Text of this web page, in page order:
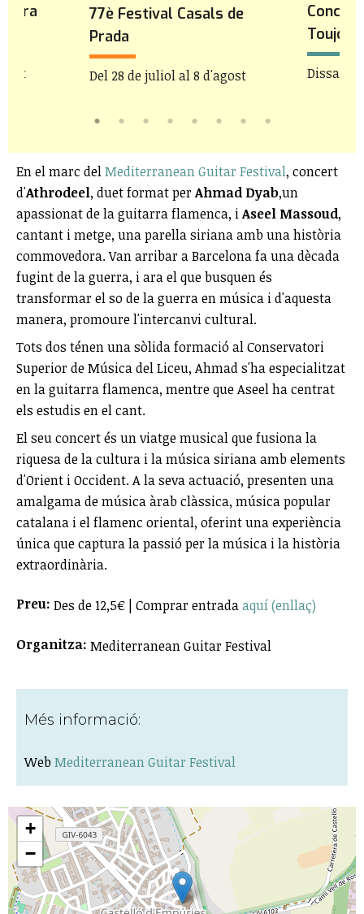
77è Festival Casals de
Prada
Del 28 de juliol al 8 d'agost
Concert
Dissabte
En el marc delMediterranean Guitar Festival, concert
d'Athrodeel, duet format perAhmad Dyab,un
apassionat de la guitarra flamenca, iAseel Massoud,
cantant i metge, una parella siriana amb una història
commovedora. Van arribar a Barcelona fa una dècada
fugint de la guerra, i ara el que busquen és
transformar el so de la guerra en música i d'aquesta
manera, promoure l'intercanvi cultural.
Tots dos ténen una sòlida formació al Conservatori
Superior de Música del Liceu, Ahmad s'ha especialitzat
en la guitarra flamenca, mentre que Aseel ha centrat
els estudis en el cant.
El seu concert és un viatge musical que fusiona la
riquesa de la cultura i la música siriana amb elements
d'Orient i Occident. A la seva actuació, presenten una
amalgama de música àrab clàssica, música popular
catalana i el flamenc oriental, oferint una experiència
única que captura la passió per la música i la història
extraordinària.
Preu: Des de 12,5€ | Comprar entradaaquí (enllaç)
Organitza: Mediterranean Guitar Festival
Més informació:
Web Mediterranean Guitar Festival
+
−